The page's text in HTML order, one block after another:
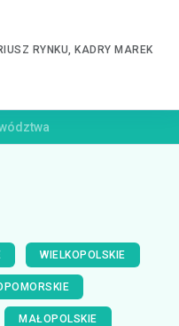
RYNKU, KADRY MAREK
WIELKOPOLSKIE
MAŁOPOLSKIE